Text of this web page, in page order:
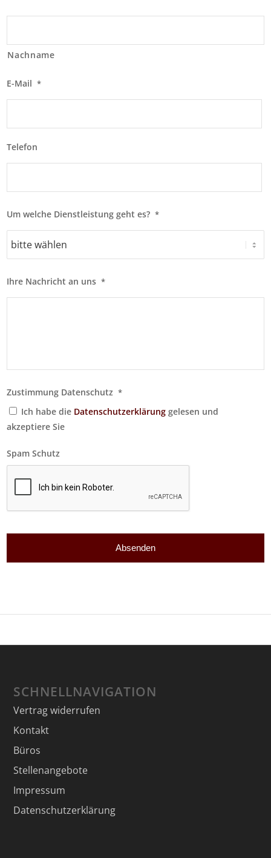
Nachname
E-Mail *
Telefon
Um welche Dienstleistung geht es? *
Ihre Nachricht an uns *
Zustimmung Datenschutz *
Ich habe die Datenschutzerklärung gelesen und
akzeptiere Sie
Spam Schutz
SCHNELLNAVIGATION
Vertrag widerrufen
Kontakt
Büros
Stellenangebote
Impressum
Datenschutzerklärung